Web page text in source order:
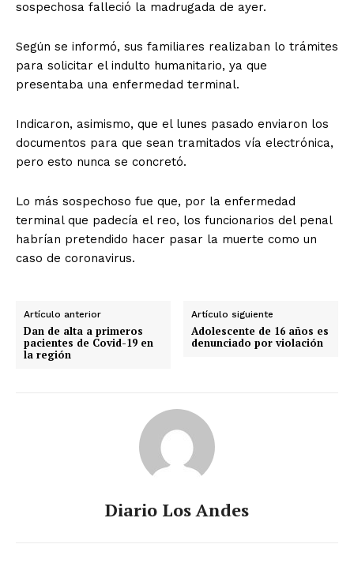
sospechosa falleció la madrugada de ayer.
Según se informó, sus familiares realizaban lo trámites
para solicitar el indulto humanitario, ya que
presentaba una enfermedad terminal.
Indicaron, asimismo, que el lunes pasado enviaron los
documentos para que sean tramitados vía electrónica,
pero esto nunca se concretó.
Lo más sospechoso fue que, por la enfermedad
terminal que padecía el reo, los funcionarios del penal
habrían pretendido hacer pasar la muerte como un
caso de coronavirus.
Artículo anterior
Dan de alta a primeros
pacientes de Covid-19 en
la región
Artículo siguiente
Adolescente de 16 años es
denunciado por violación
Diario Los Andes